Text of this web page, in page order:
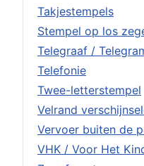
Takjestempels
Stempel op los
Telegraaf /
Telefonie
Twee-letterstempel
Velrand
Vervoer buiten de
VHK / Voor Het